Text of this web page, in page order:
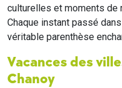
culturelles et moments de
Chaque instant passé
véritable parenthèse
Vacances des
Chanoy